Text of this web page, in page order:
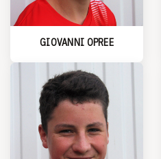
GIOVANNI OPREE